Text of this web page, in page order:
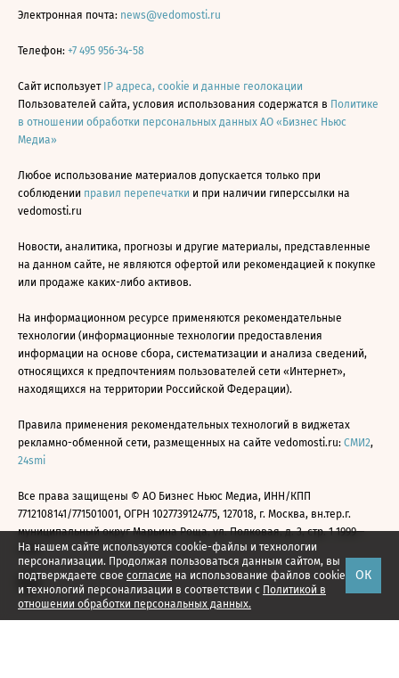
На нашем сайте используются cookie-файлы и технологии
персонализации. Продолжая пользоваться данным сайтом, вы
подтверждаете свое согласие на использование файлов cookie
и технологий персонализации в соответствии с Политикой в
отношении обработки персональных данных.
ОК
Электронная почта: news@vedomosti.ru
Телефон: +7 495 956-34-58
Сайт использует IP адреса, cookie и данные геолокации
Пользователей сайта, условия использования содержатся в Политике
в отношении обработки персональных данных АО «Бизнес Ньюс
Медиа»
Любое использование материалов допускается только при
соблюдении правил перепечатки и при наличии гиперссылки на
vedomosti.ru
Новости, аналитика, прогнозы и другие материалы, представленные
на данном сайте, не являются офертой или рекомендацией к покупке
или продаже каких-либо активов.
На информационном ресурсе применяются рекомендательные
технологии (информационные технологии предоставления
информации на основе сбора, систематизации и анализа сведений,
относящихся к предпочтениям пользователей сети «Интернет»,
находящихся на территории Российской Федерации).
Правила применения рекомендательных технологий в виджетах
рекламно-обменной сети, размещенных на сайте vedomosti.ru: СМИ2,
24smi
Все права защищены © АО Бизнес Ньюс Медиа, ИНН/КПП
7712108141/771501001, ОГРН 1027739124775, 127018, г. Москва, вн.тер.г.
муниципальный округ Марьина Роща, ул. Полковая, д. 3, стр. 1 1999—
2026